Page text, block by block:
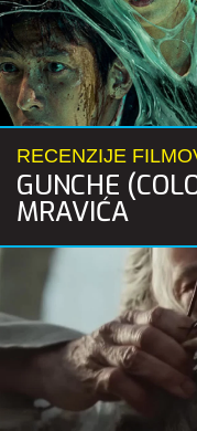
RECENZIJE
GUNCHE
MRAVIĆA